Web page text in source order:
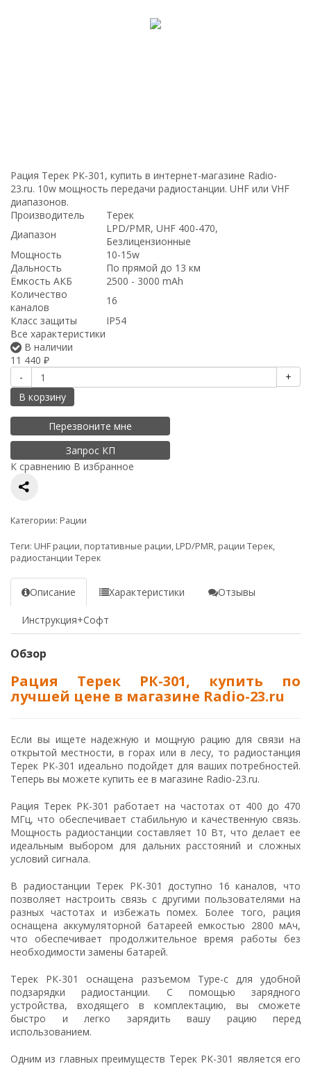
Рация Терек РК-301, купить в интернет-магазине Radio-
23.ru. 10w мощность передачи радиостанции. UHF или VHF
диапазонов.
Производитель
Терек
Диапазон
LPD/PMR, UHF 400-470,
Безлицензионные
Мощность
10-15w
Дальность
По прямой до 13 км
Ёмкость АКБ
2500 - 3000 mAh
Количество
каналов
16
Класс защиты
IP54
Все характеристики
В наличии
11 440 ₽
-
+
В корзину
Перезвоните мне
Запрос КП
К сравнению В избранное
Категории: Рации
Теги: UHF рации, портативные рации, LPD/PMR, рации Терек,
радиостанции Терек
Описание Характеристики Отзывы
Инструкция+Софт
Обзор
Рация Терек РК-301, купить по
лучшей цене в магазине Radio-23.ru
Если вы ищете надежную и мощную рацию для связи на
открытой местности, в горах или в лесу, то радиостанция
Терек РК-301 идеально подойдет для ваших потребностей.
Теперь вы можете купить ее в магазине Radio-23.ru.
Рация Терек РК-301 работает на частотах от 400 до 470
МГц, что обеспечивает стабильную и качественную связь.
Мощность радиостанции составляет 10 Вт, что делает ее
идеальным выбором для дальних расстояний и сложных
условий сигнала.
В радиостанции Терек РК-301 доступно 16 каналов, что
позволяет настроить связь с другими пользователями на
разных частотах и избежать помех. Более того, рация
оснащена аккумуляторной батареей емкостью 2800 мАч,
что обеспечивает продолжительное время работы без
необходимости замены батарей.
Терек РК-301 оснащена разъемом Type-c для удобной
подзарядки радиостанции. С помощью зарядного
устройства, входящего в комплектацию, вы сможете
быстро и легко зарядить вашу рацию перед
использованием.
Одним из главных преимуществ Терек РК-301 является его